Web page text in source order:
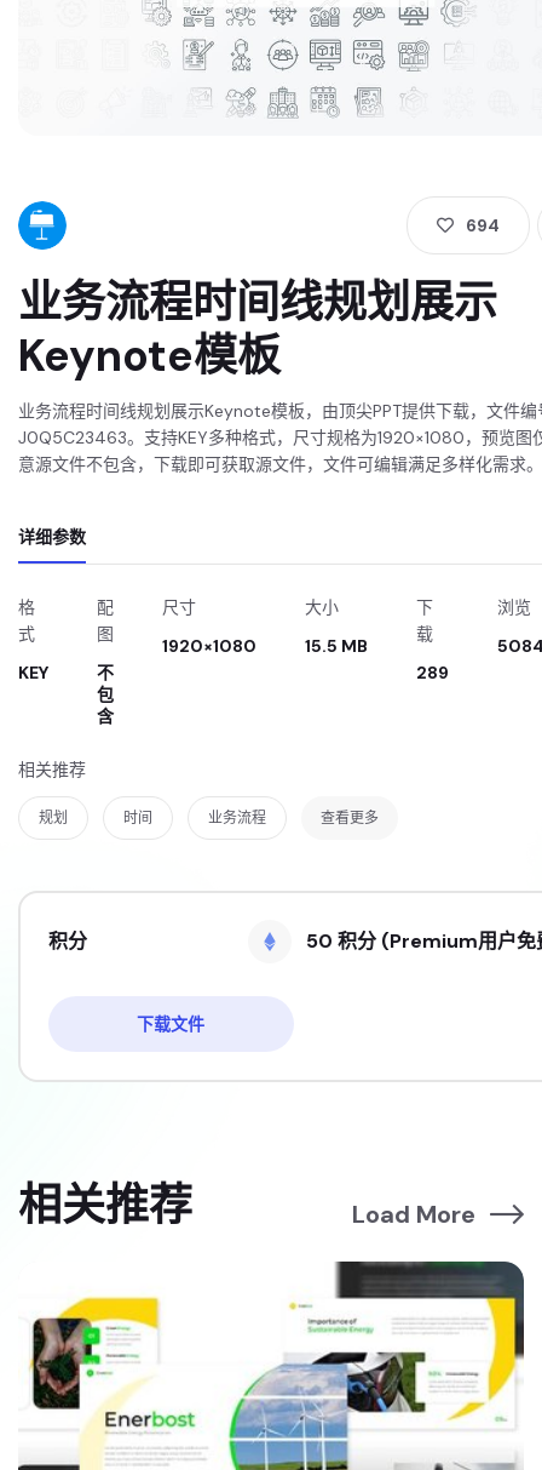
694
业务流程时间线规划展示
Keynote模板
业务流程时间线规划展示Keynote模板，由顶尖PPT提供下载，文件编
J0Q5C23463。支持KEY多种格式，尺寸规格为1920×1080，预览图
意源文件不包含，下载即可获取源文件，文件可编辑满足多样化需求。
详细参数
格
式
KEY
配
图
不
包
含
尺寸
1920×1080
大小
15.5 MB
下
载
289
浏览
相关推荐
规划 时间 业务流程 查看更多
积分 50 积分 (Premium用户免
下载文件
相关推荐 Load More